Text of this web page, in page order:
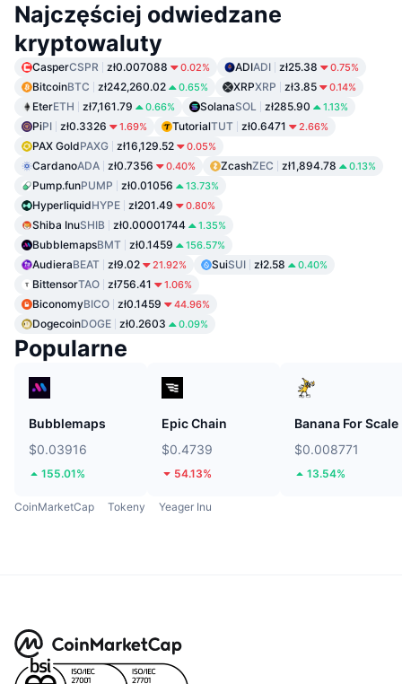
Najczęściej odwiedzane
kryptowaluty
CasperCSPR zł0.007088 0.02% ADIADI zł25.38 0.75%
BitcoinBTC zł242,260.02 0.65% XRPXRP zł3.85 0.14%
EterETH zł7,161.79 0.66% SolanaSOL zł285.90 1.13%
PiPI zł0.3326 1.69% TutorialTUT zł0.6471 2.66%
PAX GoldPAXG zł16,129.52 0.05%
CardanoADA zł0.7356 0.40% ZcashZEC zł1,894.78 0.13%
Pump.funPUMP zł0.01056 13.73%
HyperliquidHYPE zł201.49 0.80%
Shiba InuSHIB zł0.00001744 1.35%
BubblemapsBMT zł0.1459 156.57%
AudieraBEAT zł9.02 21.92% SuiSUI zł2.58 0.40%
BittensorTAO zł756.41 1.06%
BiconomyBICO zł0.1459 44.96%
DogecoinDOGE zł0.2603 0.09%
Popularne
Bubblemaps
$0.03916
155.01%
Epic Chain
$0.4739
54.13%
Banana For Scale
$0.008771
13.54%
CoinMarketCap Tokeny Yeager Inu